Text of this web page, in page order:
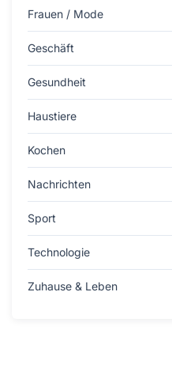
Frauen / Mode
Geschäft
Gesundheit
Haustiere
Kochen
Nachrichten
Sport
Technologie
Zuhause & Leben